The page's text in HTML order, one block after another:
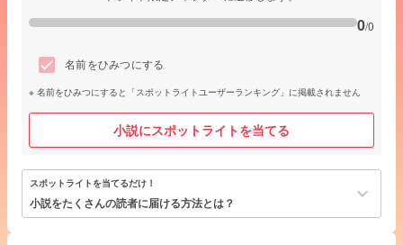
0/0
名前をひみつにする
名前をひみつにすると「スポットライトユーザーランキング」に掲載されません
小説にスポットライトを当てる
スポットライトを当てるだけ！
小説をたくさんの読者に届ける方法とは？ keyboard_arrow_down